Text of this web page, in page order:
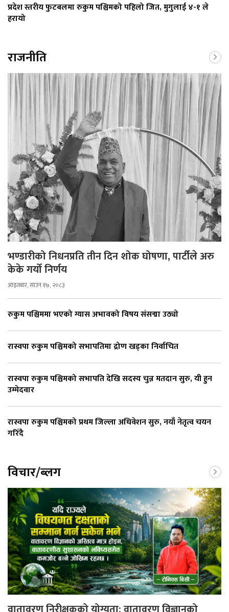
प्रदेश स्तरीय फुटबलमा रुकुम पश्चिमको पहिलो जित, मुगुलाई ४-१ ले
हरायो
राजनीति
भण्डारीको निधनप्रति तीन दिन शोक घोषणा, पार्टीले अरु
केके गर्यो निर्णय
आइतबार, साउन १७, २०८३
रुकुम पश्चिममा भएको ग्यास अभावको विषय संसद्मा उठ्यो
रास्वपा रुकुम पश्चिमको सभापतिमा द्रोण खड्का निर्वाचित
रास्वपा रुकुम पश्चिमको सभापति देखि सदस्य चुन्न मतदान सुरु, यी हुन
उम्मेदवार
रास्वपा रुकुम पश्चिमको प्रथम जिल्ला अधिवेशन सुरु, नयाँ नेतृत्व चयन
गरिँदै
विचार/ब्लग